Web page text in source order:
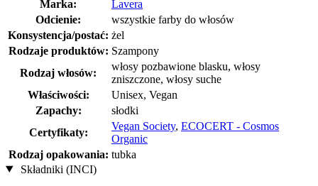
Marka:
Lavera
Odcienie:
wszystkie farby do włosów
Konsystencja/postać: żel
Rodzaje produktów: Szampony
Rodzaj włosów:
włosy pozbawione blasku, włosy
zniszczone, włosy suche
Właściwości:
Unisex, Vegan
Zapachy:
słodki
Certyfikaty:
Vegan Society, ECOCERT - Cosmos
Organic
Rodzaj opakowania: tubka
Składniki (INCI)